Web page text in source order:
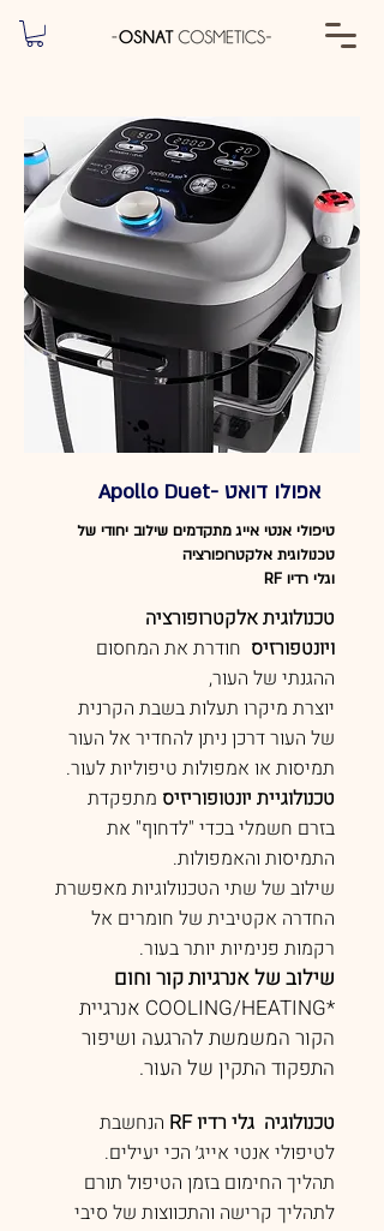
אפולו דואט -Apollo Duet
טיפולי אנטי אייג מתקדמים שילוב יחודי של
טכנולוגית אלקטרופורציה
וגלי רדיו RF
טכנולוגית אלקטרופורציה
ויונטפורזיס חודרת את המחסום
ההגנתי של העור,
יוצרת מיקרו תעלות בשבת הקרנית
של העור דרכן ניתן להחדיר אל העור
תמיסות או אמפולות טיפוליות לעור.
טכנולוגיית יונטופוריזיס מתפקדת
בזרם חשמלי בכדי "לדחוף" את
התמיסות והאמפולות.
שילוב של שתי הטכנולוגיות מאפשרת
החדרה אקטיבית של חומרים אל
רקמות פנימיות יותר בעור.
שילוב של אנרגיות קור וחום
*COOLING/HEATING אנרגיית
הקור המשמשת להרגעה ושיפור
התפקוד התקין של העור.
טכנולוגיה גלי רדיו RF
הנחשבת
לטיפולי אנטי אייג׳ הכי יעילים.
תהליך החימום בזמן הטיפול תורם
לתהליך קרישה והתכווצות של סיבי